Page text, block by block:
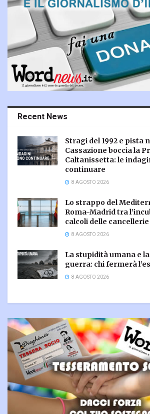
Recent News
Stragi del 1992 e pista
Cassazione boccia la
Caltanissetta: le
continuare
8 AGOSTO 2026
Lo strappo del
Roma-Madrid tra
calcoli delle cancellerie
8 AGOSTO 2026
La stupidità umana e
guerra: chi fermerà
8 AGOSTO 2026